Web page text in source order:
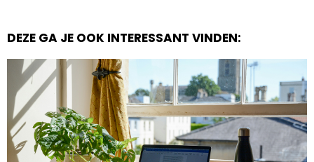
DEZE GA JE OOK INTERESSANT VINDEN: